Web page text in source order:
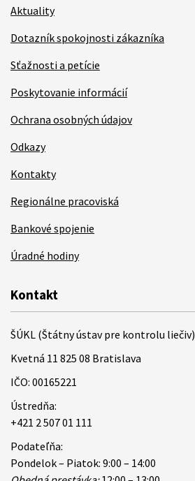
Aktuality
Dotazník spokojnosti zákazníka
Sťažnosti a petície
Poskytovanie informácií
Ochrana osobných údajov
Odkazy
Kontakty
Regionálne pracoviská
Bankové spojenie
Úradné hodiny
Kontakt
ŠÚKL (Štátny ústav pre kontrolu liečiv)
Kvetná 11 825 08 Bratislava
IČO: 00165221
Ústredňa:
+421 2 507 01 111
Podateľňa:
Pondelok – Piatok: 9:00 – 14:00